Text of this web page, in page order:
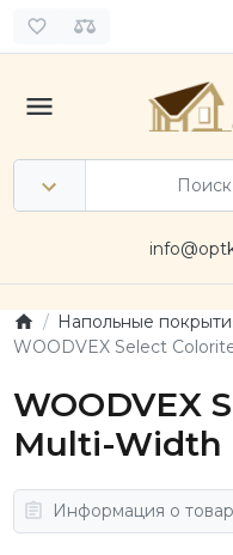
Напольные
WOODVEX Select
WOODVEX
Multi-Width
Информация о